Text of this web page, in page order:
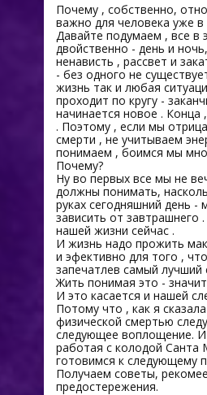
Почему , собственно,
важно для человека уже
Давайте подумаем , все в
двойственно - день и
ненависть , рассвет и
- без одного не
жизнь так и любая
проходит по кругу -
начинается новое . Конца
. Поэтому , если мы
смерти , не учитываем
понимаем , боимся мы
Почему?
Ну во первых все мы не
должны понимать,
руках сегодняшний день -
зависить от завтрашнего
нашей жизни сейчас .
И жизнь надо прожить
и эфективно для того ,
запечатлев самый лучший
Жить понимая это -
И это касается и нашей
Потому что , как я
физической смертью
следующее воплощение. И
работая с колодой Санта
готовимся к следующему
Получаем советы,
предостережения.